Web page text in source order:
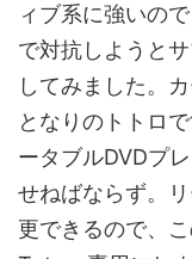
ィブ系に強いの
で対抗しようと
してみました。
となりのトトロ
ータブルDVDプ
せねばならず。
更できるので、